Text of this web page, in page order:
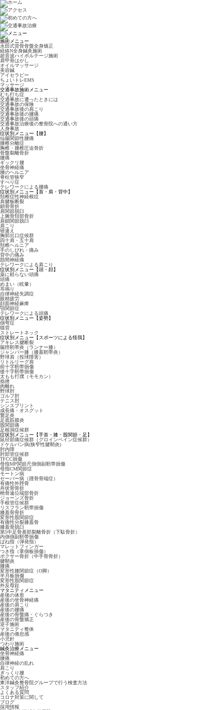
施術メニュー
永田式背骨骨盤全身矯正
経絡N全身鍼灸施術
超音波ハイボルテージ施術
肩甲骨はがし
オイルマッサージ
美容鍼
アイセラピー
ちょいトレEMS
マッサージ
交通事故施術メニュー
むち打ち症
交通事故に遭ったときには
交通事故の保険
交通事故後の肩こり
交通事故後の腰痛
交通事故後の頭痛
交通事故治療後の整骨院への通い方
人身事故
症状別メニュー【腰】
仙腸関節性腰痛
腰椎分離症
胸椎・腰椎圧迫骨折
骨盤裂離骨折
腰痛
ギックリ腰
坐骨神経痛
腰のヘルニア
脊柱管狭窄
すべり症
テレワークによる腰痛
症状別メニュー【首・肩・背中】
頚椎症性神経根症
肩腱板断裂
鎖骨骨折
肩関節脱臼
上腕骨頚部骨折
肩鎖関節脱臼
肩こり
寝違え
胸郭出口症候群
四十肩・五十肩
頚椎ヘルニア
手のしびれ・痛み
背中の痛み
肋間神経痛
テレワークによる肩こり
症状別メニュー【頭・顔】
薬に頼らない頭痛
頭痛
めまい（眩暈）
耳鳴り
自律神経失調症
眼精疲労
顔面神経麻痺
顎関節症
テレワークによる頭痛
症状別メニュー【姿勢】
側弯症
猫背
ストレートネック
症状別メニュー【スポーツによる怪我】
アキレス腱断裂
腸脛靭帯炎（ランナー膝）
ジャンパー膝（膝蓋靭帯炎）
野球肩（投球障害）
リトルリーグ肩
前十字靭帯損傷
後十字靭帯損傷
太もも打撲（モモカン）
捻挫
肉離れ
野球肘
ゴルフ肘
テニス肘
シンスプリント
成長痛・オスグット
鵞足炎
足底筋膜炎
股関節痛
足根洞症候群
症状別メニュー【手首・膝・股関節・足】
鼠径部痛症候群（グロインペイン症候群）
ドケルバン病(狭窄性腱鞘炎)
肘内障
肘部管症候群
TFCC損傷
母指MP関節尺側側副靭帯損傷
母指CM関節症
モートン病
セーバー病（踵骨骨端症）
有痛性外脛骨
舟状骨骨折
橈骨遠位端部骨折
ジョーンズ骨折
手根管症候群
リスフラン靭帯損傷
膝蓋骨骨折
変形性股関節症
有痛性分裂膝蓋骨
膝蓋骨脱臼
第5中足骨基部裂離骨折（下駄骨折）
内側側副靭帯損傷
ばね指（弾発指）
マレットフィンガー
つき指（掌側板損傷）
ボクサー骨折（中手骨骨折）
腱鞘炎
膝痛
変形性膝関節症（O脚）
半月板損傷
変形性股関節症
外反母趾
マタニティメニュー
産後の体形
産後の坐骨神経痛
産後の肩こり
産後の腰痛
産後の骨盤痛・ぐらつき
産後の骨盤矯正
逆子施術
マタニティ整体
産後の倦怠感
小児針
つわり施術
鍼灸治療メニュー
坐骨神経痛
腰痛
自律神経の乱れ
肩こり
ぎっくり腰
初めての方へ
東洋鍼灸整骨院グループで行う検査方法
スタッフ紹介
よくある質問
コロナ対策に関して
ブログ
採用情報